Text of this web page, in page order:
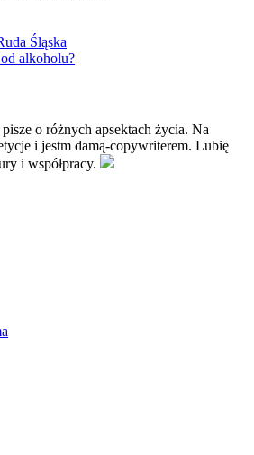
Śląska
alkoholu?
o różnych apsektach życia. Na
i jestm damą-copywriterem. Lubię
i współpracy.